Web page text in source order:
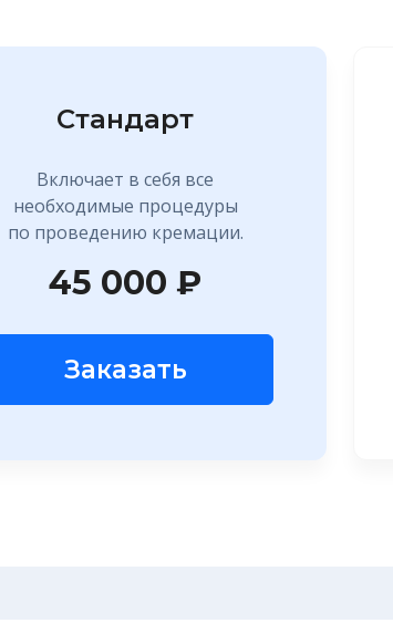
Стандарт
Включает в себя все
необходимые процедуры
по проведению кремации.
45 000 ₽
Заказать